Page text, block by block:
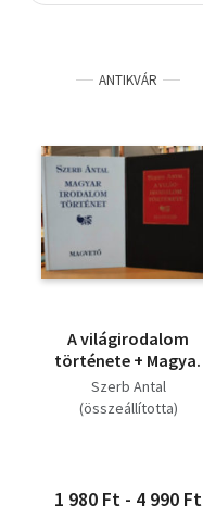
Tankönyv, segédkönyv
Természettudomány
Történelem
Vallás
ANTIKVÁR
A világirodalom
története + Magyar
irodalomtörténet (2
db)
Szerb Antal
(összeállította)
1 980 Ft - 4 990 Ft